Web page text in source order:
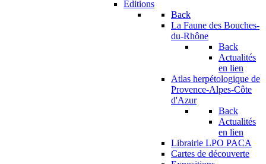
Editions
Back
La Faune des Bouches-
du-Rhône
Back
Actualités
en lien
Atlas herpétologique de
Provence-Alpes-Côte
d'Azur
Back
Actualités
en lien
Librairie LPO PACA
Cartes de découverte